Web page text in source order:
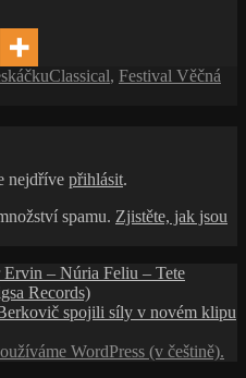
Štítky:
Classical, Festival Věčná
nejdříve přihlásit.
spamu. Zjistěte, jak jsou
– Núria Feliu – Tete
Records)
spojili síly v novém klipu
WordPress (v češtině).